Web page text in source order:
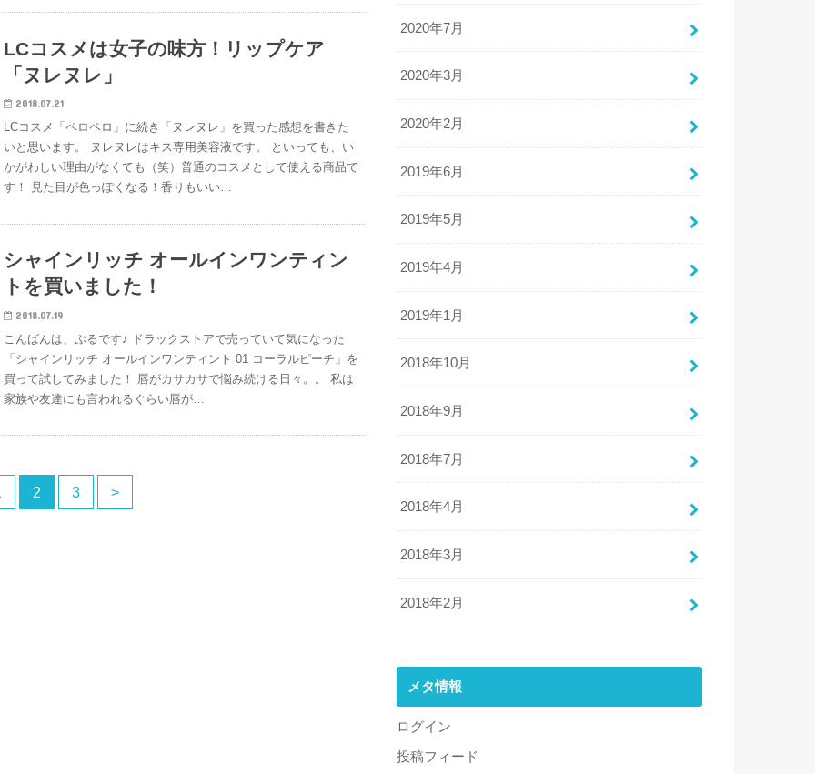
LCコスメは女子の味方！リップケア
「ヌレヌレ」
2018.07.21
LCコスメ「ペロペロ」に続き「ヌレヌレ」を買った感想を書きた
いと思います。 ヌレヌレはキス専用美容液です。 といっても、い
かがわしい理由がなくても（笑）普通のコスメとして使える商品で
す！ 見た目が色っぽくなる！香りもいい…
シャインリッチ オールインワンティン
トを買いました！
2018.07.19
こんばんは、ぷるです♪ ドラックストアで売っていて気になった
「シャインリッチ オールインワンティント 01 コーラルピーチ」を
買って試してみました！ 唇がカサカサで悩み続ける日々。。 私は
家族や友達にも言われるぐらい唇が…
2 3 >
2020年7月
2020年3月
2020年2月
2019年6月
2019年5月
2019年4月
2019年1月
2018年10月
2018年9月
2018年7月
2018年4月
2018年3月
2018年2月
メタ情報
ログイン
投稿フィード